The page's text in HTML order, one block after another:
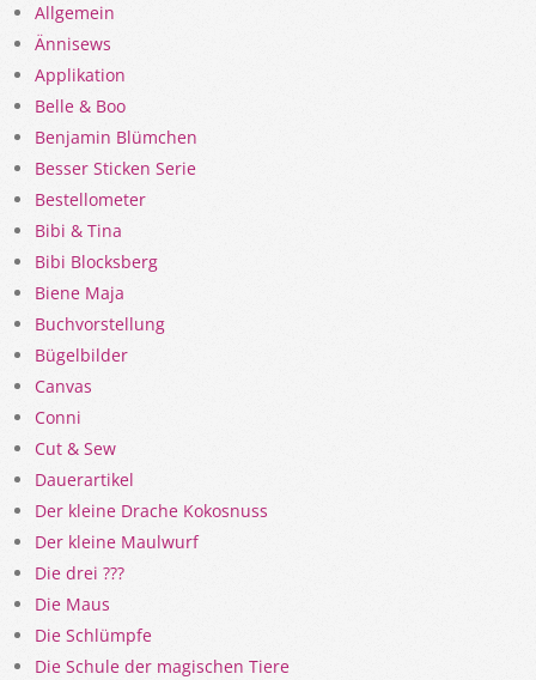
Allgemein
Ännisews
Applikation
Belle & Boo
Benjamin Blümchen
Besser Sticken Serie
Bestellometer
Bibi & Tina
Bibi Blocksberg
Biene Maja
Buchvorstellung
Bügelbilder
Canvas
Conni
Cut & Sew
Dauerartikel
Der kleine Drache Kokosnuss
Der kleine Maulwurf
Die drei ???
Die Maus
Die Schlümpfe
Die Schule der magischen Tiere